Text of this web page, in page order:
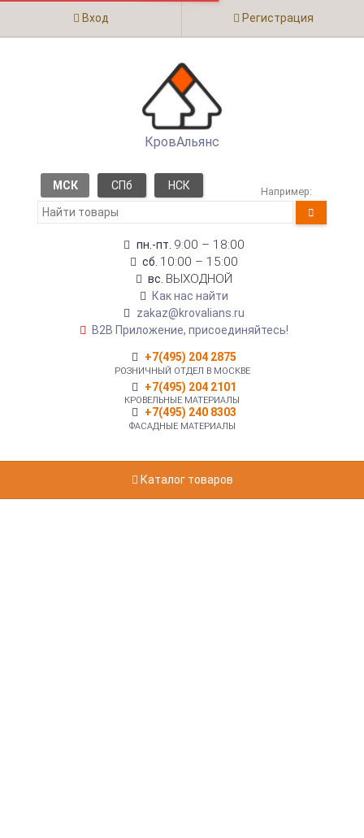
Вход Регистрация
КровАльянс
МСК СПб НСК Например:
пн.-пт. 9:00 – 18:00
сб. 10:00 – 15:00
вс. ВЫХОДНОЙ
Как нас найти
zakaz@krovalians.ru
B2B Приложение, присоединяйтесь!
+7(495) 204 2875
РОЗНИЧНЫЙ ОТДЕЛ В МОСКВЕ
+7(495) 204 2101
КРОВЕЛЬНЫЕ МАТЕРИАЛЫ
+7(495) 240 8303
ФАСАДНЫЕ МАТЕРИАЛЫ
Каталог товаров